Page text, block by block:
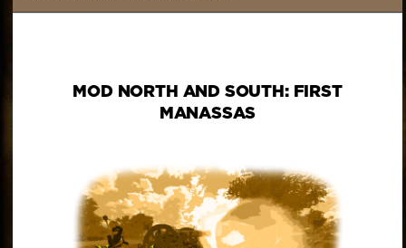
MOD NORTH AND SOUTH: FIRST
MANASSAS